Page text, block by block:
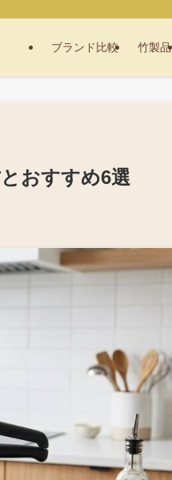
ブランド比較 竹製品
おすすめ6選